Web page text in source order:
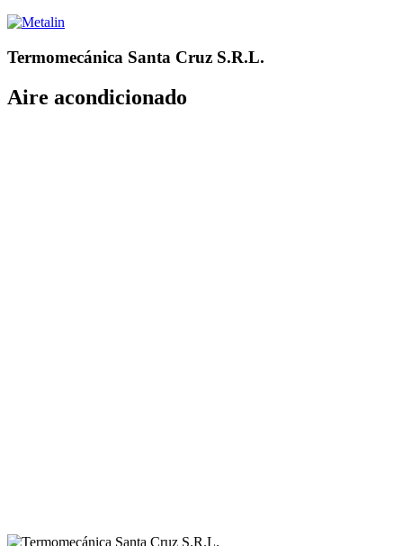
Termomecánica Santa Cruz S.R.L.
Aire acondicionado